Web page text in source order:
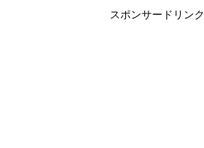
スポンサードリンク